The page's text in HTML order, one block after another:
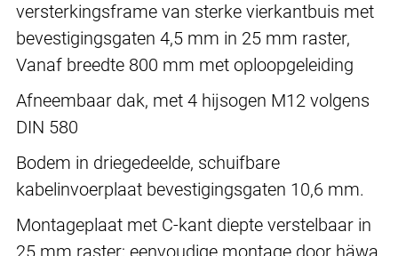
versterkingsframe van sterke vierkantbuis met
bevestigingsgaten 4,5 mm in 25 mm raster,
Vanaf breedte 800 mm met oploopgeleiding
Afneembaar dak, met 4 hijsogen M12 volgens
DIN 580
Bodem in driegedeelde, schuifbare
kabelinvoerplaat bevestigingsgaten 10,6 mm.
Montageplaat met C-kant diepte verstelbaar in